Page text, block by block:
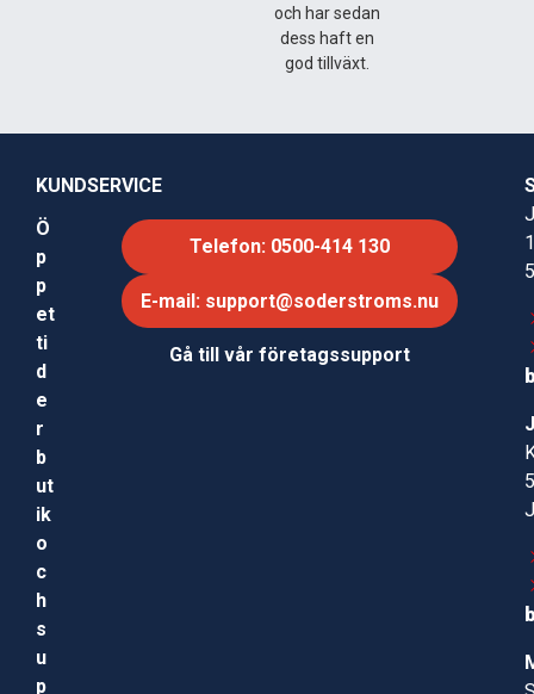
och har sedan
dess haft en
god tillväxt.
KUNDSERVICE
Ö
p
p
et
ti
d
e
r
b
ut
ik
o
c
h
s
u
p
Telefon: 0500-414 130
E-mail: support@soderstroms.nu
Gå till vår företagssupport